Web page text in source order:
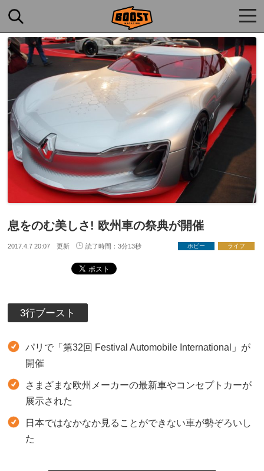
息をのむ美しさ! 欧州車の祭典が開催
2017.4.7 20:07 更新 読了時間：3分13秒 ホビー ライフ
3行ブースト
パリで「第32回 Festival Automobile International」が
開催
さまざまな欧州メーカーの最新車やコンセプトカーが
展示された
日本ではなかなか見ることができない車が勢ぞろいし
た